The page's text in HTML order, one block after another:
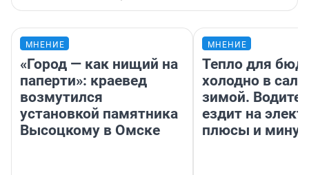
МНЕНИЕ
«Город — как нищий на
паперти»: краевед
возмутился
установкой памятника
Высоцкому в Омске
МНЕНИЕ
Тепло для
холодно в
зимой.
ездит на
плюсы и